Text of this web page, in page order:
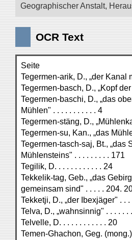
Geographischer Anstalt,
OCR Text
Seite
Tegermen-arik, D., „der Kanal
Tegermen-basch, D., „Kopf
Tegermen-baschi, D., „das
Mühlen" . . . . . . . . . . . 4
Tegermen-stäng, D.,
Tegermen-su, Kan., „das
Tegermen-tasch-saj, Bt., „das
Mühlensteins" . . . . . . . . . 171
Tegilik, D. . . . . . . . . . . . 24
Tekkelik-tag, Geb., „das
gemeinsam sind" . . . . . 204.
Tekketji, D., „der Ibexjäger" . . .
Telva, D., „wahnsinnig" . . . . . .
Telvelle, D. . . . . . . . . . . . 20
Temen-Ghachon, Geg.